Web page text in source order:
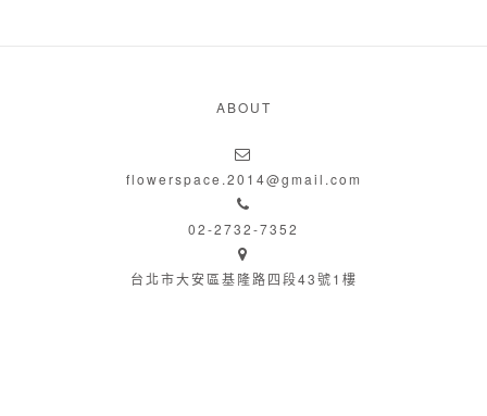
ABOUT
flowerspace.2014@gmail.com
02-2732-7352
台北市大安區基隆路四段43號1樓